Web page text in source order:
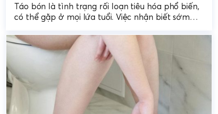
Táo bón là tình trạng rối loạn tiêu hóa phổ biến,
có thể gặp ở mọi lứa tuổi. Việc nhận biết sớm